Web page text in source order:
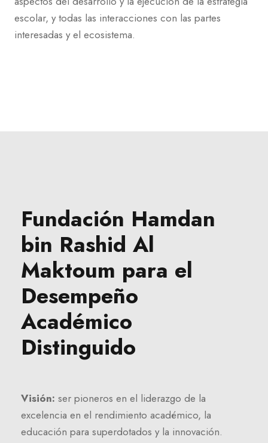
escolar, y todas las interacciones con las partes
interesadas y el ecosistema.
Fundación Hamdan
bin Rashid Al
Maktoum para el
Desempeño
Académico
Distinguido
Visión: ser pioneros en el liderazgo de la
excelencia en el rendimiento académico, la
educación para superdotados y la innovación.